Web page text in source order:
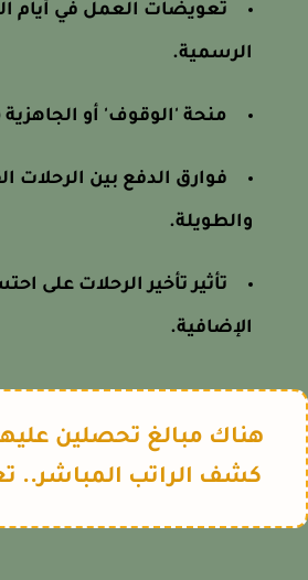
تعويضات العمل في أيام
الرسمية.
منحة 'الوقوف' أو الجاهزية (Standby) في المطار.
فوارق الدفع بين الرحلات
والطويلة.
تأثير تأخير الرحلات على
الإضافية.
هناك مبالغ تحصلين
كشف الراتب المباشر..